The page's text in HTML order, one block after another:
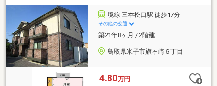
境線 三本松口駅 徒歩17分
その他の交通
築21年8ヶ月 / 2階建
鳥取県米子市旗ヶ崎６丁目
4.80万円